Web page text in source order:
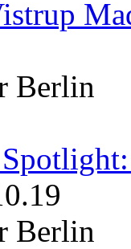
Berlin
Berlin